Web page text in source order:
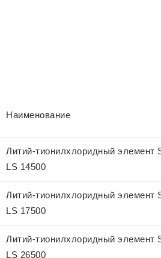
Наименование
Литий-тионилхлоридный элемент
LS 14500
Литий-тионилхлоридный элемент
LS 17500
Литий-тионилхлоридный элемент
LS 26500